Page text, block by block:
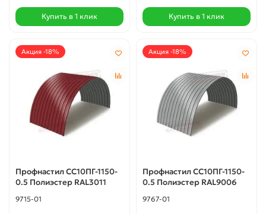
Купить в 1 клик Купить в 1 клик
Акция -18%
Профнастил СС10ПГ-1150-
0.5 Полиэстер RAL3011
9715-01
Акция -18%
Профнастил СС10ПГ-1150-
0.5 Полиэстер RAL9006
9767-01